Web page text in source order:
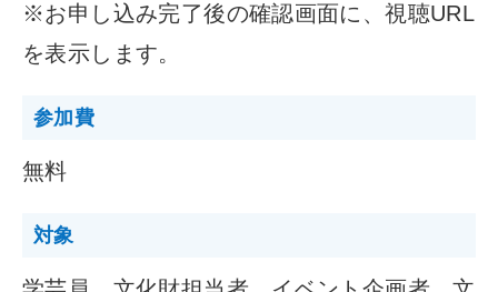
※お申し込み完了後の確認画面に、視聴URL
を表示します。
参加費
無料
対象